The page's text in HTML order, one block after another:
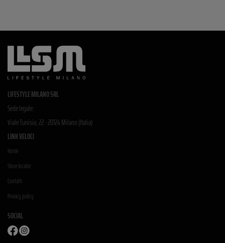
LIFESTYLE MILANO SRL
Sede legale:
Viale Tunisia, 22 - 20124 Milano (Italia)
LINK VELOCI
Home
Store locator
Contatti
Privacy policy
SOCIAL